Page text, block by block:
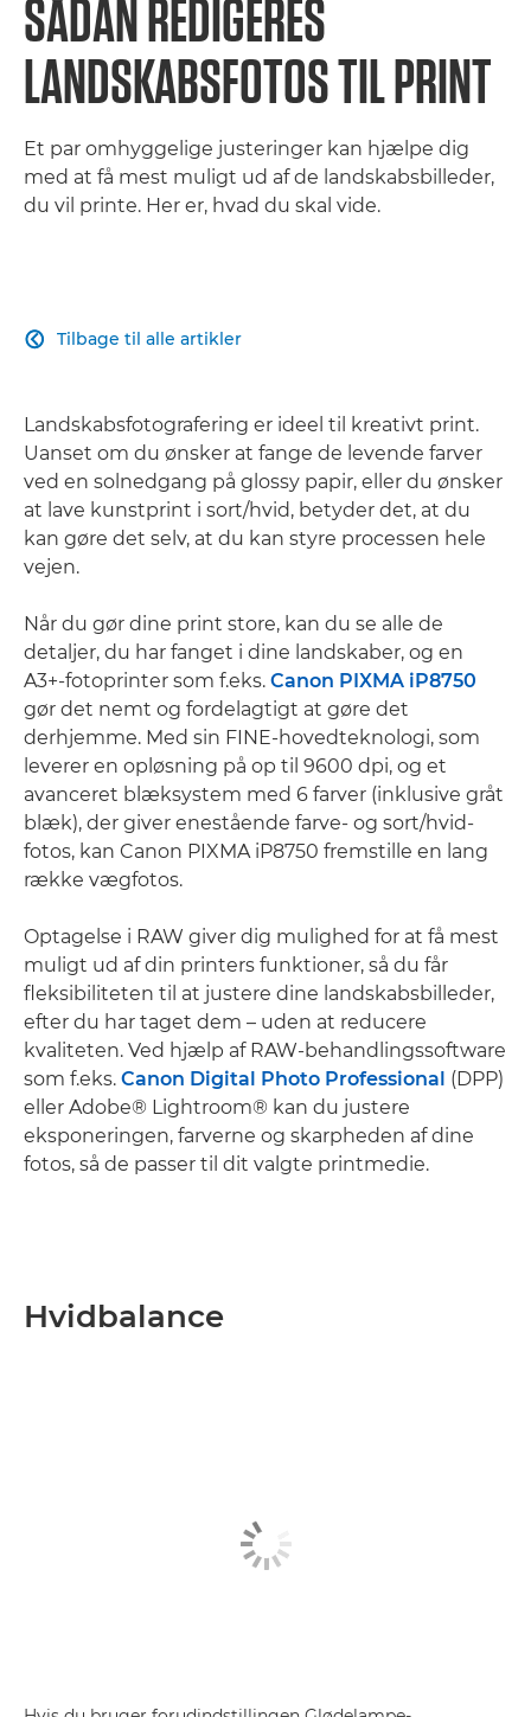
SÅDAN REDIGERES
LANDSKABSFOTOS TIL PRINT
Et par omhyggelige justeringer kan hjælpe dig
med at få mest muligt ud af de landskabsbilleder,
du vil printe. Her er, hvad du skal vide.
Tilbage til alle artikler

Landskabsfotografering er ideel til kreativt print.
Uanset om du ønsker at fange de levende farver
ved en solnedgang på glossy papir, eller du ønsker
at lave kunstprint i sort/hvid, betyder det, at du
kan gøre det selv, at du kan styre processen hele
vejen.
Når du gør dine print store, kan du se alle de
detaljer, du har fanget i dine landskaber, og en
A3+-fotoprinter som f.eks. Canon PIXMA iP8750
gør det nemt og fordelagtigt at gøre det
derhjemme. Med sin FINE-hovedteknologi, som
leverer en opløsning på op til 9600 dpi, og et
avanceret blæksystem med 6 farver (inklusive gråt
blæk), der giver enestående farve- og sort/hvid-
fotos, kan Canon PIXMA iP8750 fremstille en lang
række vægfotos.
Optagelse i RAW giver dig mulighed for at få mest
muligt ud af din printers funktioner, så du får
fleksibiliteten til at justere dine landskabsbilleder,
efter du har taget dem – uden at reducere
kvaliteten. Ved hjælp af RAW-behandlingssoftware
som f.eks. Canon Digital Photo Professional (DPP)
eller Adobe® Lightroom® kan du justere
eksponeringen, farverne og skarpheden af dine
fotos, så de passer til dit valgte printmedie.
Hvidbalance